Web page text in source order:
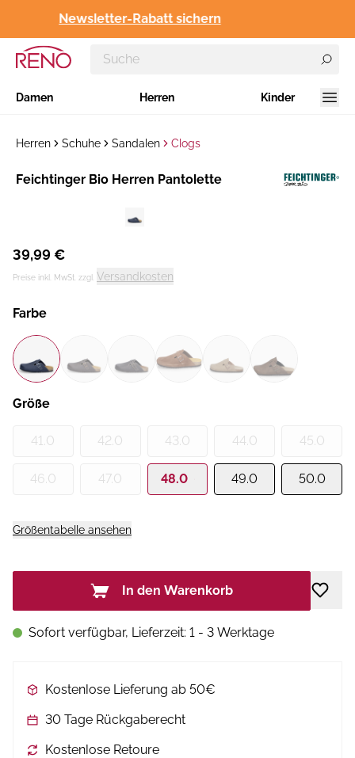
Newsletter-Rabatt sichern
Damen Herren Kinder
Herren Schuhe Sandalen Clogs
Hersteller:
Feichtinger Bio Herren Pantolette
39,99 €
Preise inkl. MwSt. zzgl. Versandkosten
Farbe
Größe
41.0 42.0 43.0 44.0 45.0
46.0 47.0 48.0 49.0 50.0
Größentabelle ansehen
In den Warenkorb
Sofort verfügbar, Lieferzeit: 1 - 3 Werktage
Kostenlose Lieferung ab 50€
30 Tage Rückgaberecht
Kostenlose Retoure